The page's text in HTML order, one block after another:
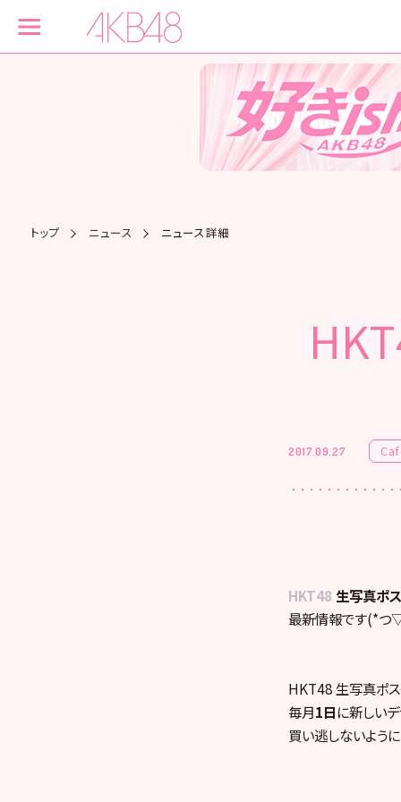
トップ ニュース ニュース詳細
2017.09.27
HKT48 生写真ポ
最新情報です(*
HKT48 生写真ポス
毎月1日に新しい
買い逃しないよう